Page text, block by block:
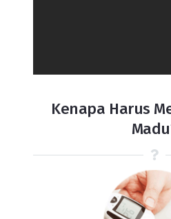
Kenapa Harus